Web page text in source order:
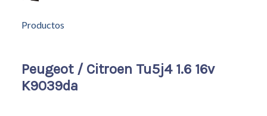
Productos
Peugeot / Citroen Tu5j4 1.6 16v
K9039da